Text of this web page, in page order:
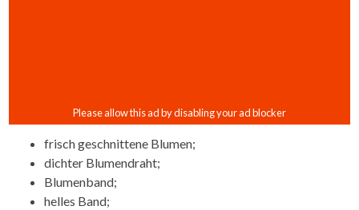
frisch geschnittene Blumen;
dichter Blumendraht;
Blumenband;
helles Band;